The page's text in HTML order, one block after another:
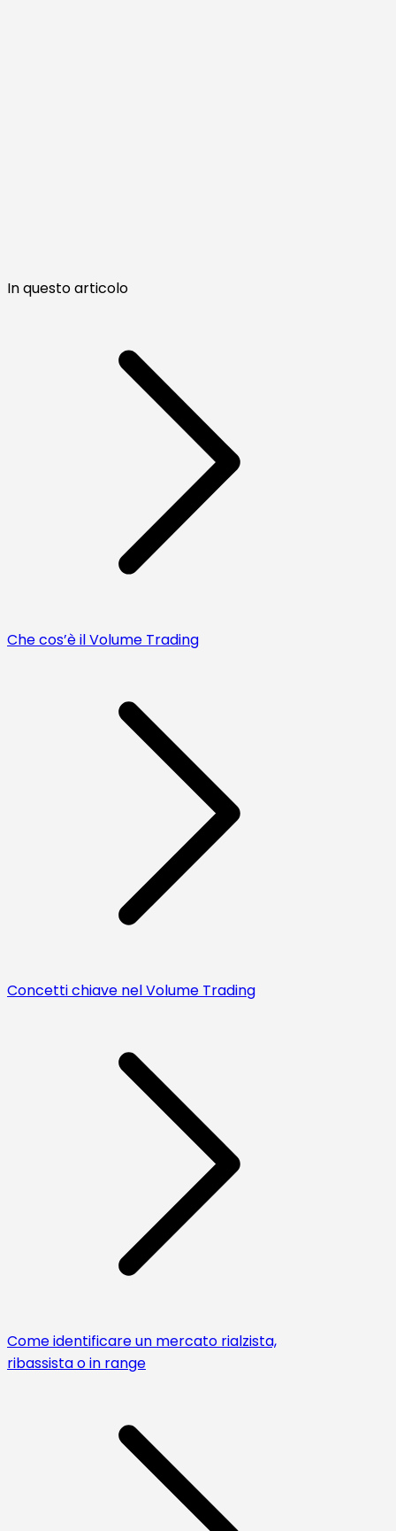
In questo articolo
Che cos’è il Volume Trading
Concetti chiave nel Volume Trading
Come identificare un mercato rialzista,
ribassista o in range